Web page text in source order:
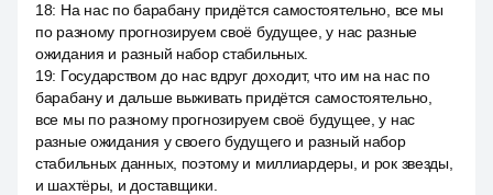
18: На нас по барабану придётся самостоятельно, все мы
по разному прогнозируем своё будущее, у нас разные
ожидания и разный набор стабильных.
19: Государством до нас вдруг доходит, что им на нас по
барабану и дальше выживать придётся самостоятельно,
все мы по разному прогнозируем своё будущее, у нас
разные ожидания у своего будущего и разный набор
стабильных данных, поэтому и миллиардеры, и рок звезды,
и шахтёры, и доставщики.